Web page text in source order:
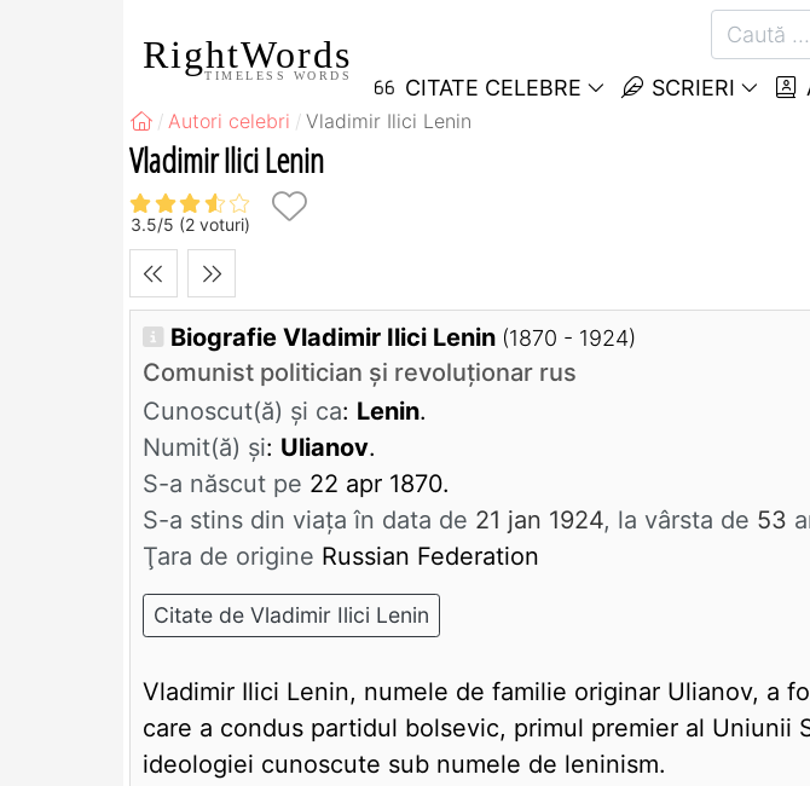
RightWords
TIMELESS WORDS CITATE CELEBRE SCRIERI
Autori celebri Vladimir Ilici Lenin
Vladimir Ilici Lenin
3.5/5 (2 voturi)
Biografie Vladimir Ilici Lenin (1870 - 1924)
Comunist politician și revoluționar rus
Cunoscut(ă) și ca: Lenin.
Numit(ă) și: Ulianov.
S-a născut pe 22 apr 1870.
S-a stins din viaţa în data de 21 jan 1924, la vârsta de 53
Ţara de origine Russian Federation
Citate de Vladimir Ilici Lenin
Vladimir Ilici Lenin, numele de familie originar Ulianov, a
care a condus partidul bolsevic, primul premier al Uniunii
ideologiei cunoscute sub numele de leninism.